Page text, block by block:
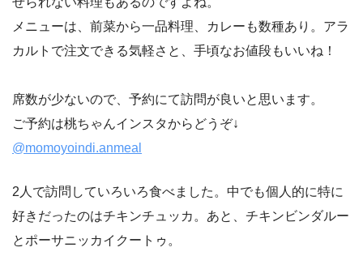
メニューは、前菜から一品料理、カレーも数種あり。アラ
カルトで注文できる気軽さと、手頃なお値段もいいね！
席数が少ないので、予約にて訪問が良いと思います。
ご予約は桃ちゃんインスタからどうぞ↓
@momoyoindi.anmeal
2人で訪問していろいろ食べました。中でも個人的に特に
好きだったのはチキンチュッカ。あと、チキンビンダルー
とポーサニッカイクートゥ。